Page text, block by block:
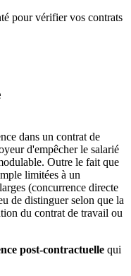
pour vérifier vos contrats
dans un contrat de
d'empêcher le salarié
Outre le fait que
limitées à un
(concurrence directe
de distinguer selon que la
du contrat de travail ou
post-contractuelle qui